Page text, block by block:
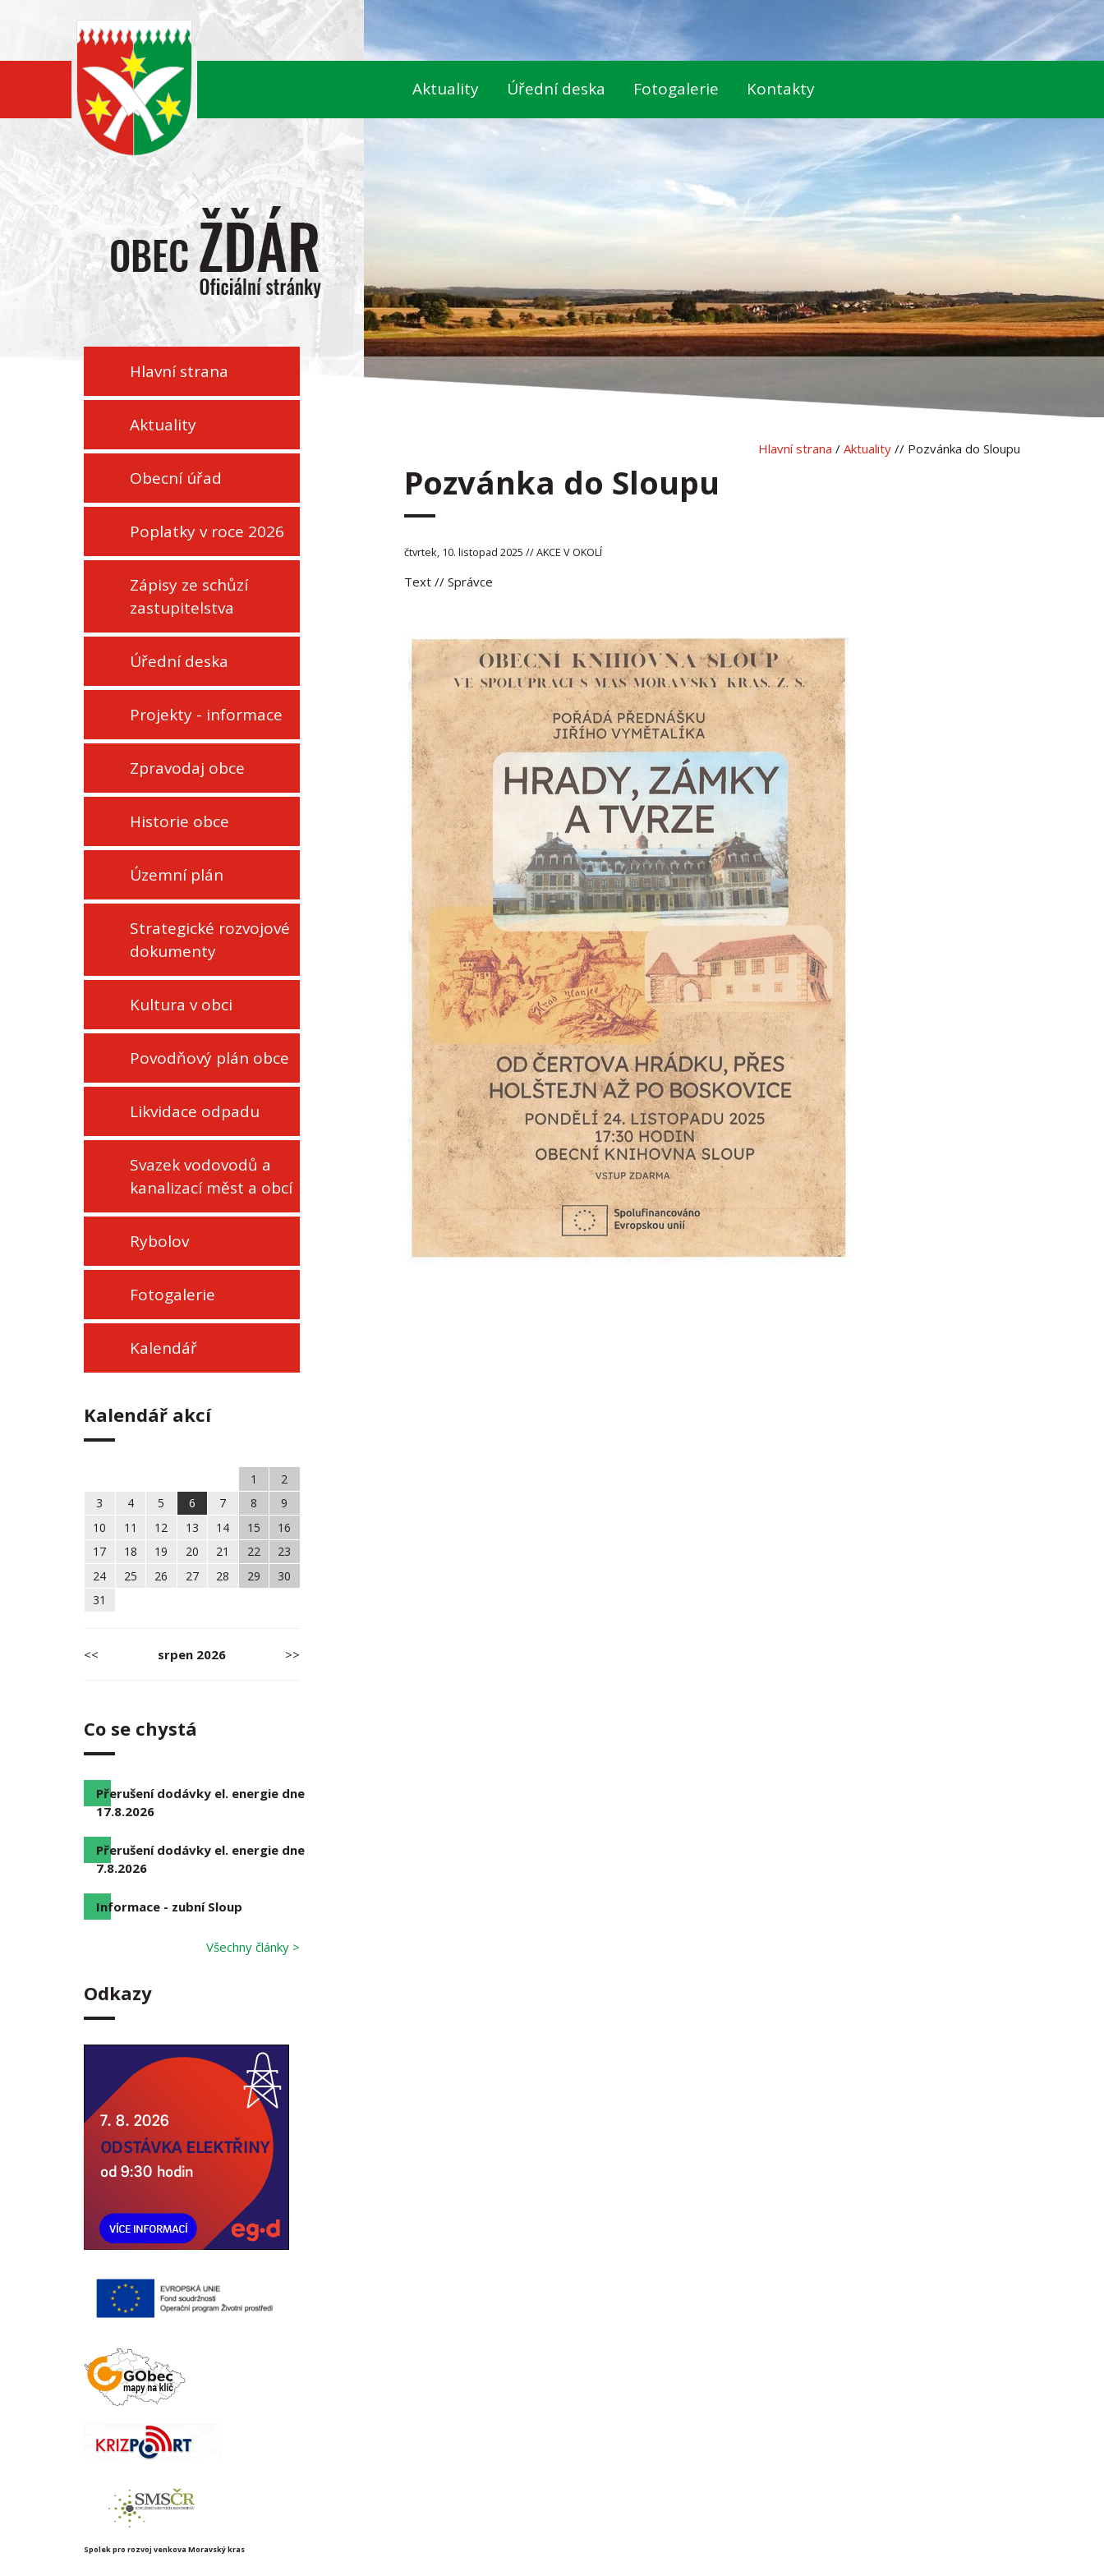
Aktuality Úřední deska Fotogalerie Kontakty
Hlavní strana
Aktuality
Obecní úřad
Poplatky v roce 2026
Zápisy ze schůzí
zastupitelstva
Úřední deska
Projekty - informace
Zpravodaj obce
Historie obce
Územní plán
Strategické rozvojové
dokumenty
Kultura v obci
Povodňový plán obce
Likvidace odpadu
Svazek vodovodů a
kanalizací měst a obcí
Rybolov
Fotogalerie
Kalendář
Kalendář akcí
1
2
3
4 5 6 7 8
9
10
11 12 13 14 15
16
17
18 19 20 21 22
23
24
25 26 27 28 29
30
31
<< srpen 2026 >>
Co se chystá
Přerušení dodávky el. energie dne
17.8.2026
Přerušení dodávky el. energie dne
7.8.2026
Informace - zubní Sloup
Všechny články >
Odkazy
Spolek pro rozvoj venkova Moravský kras
Hlavní strana / Aktuality // Pozvánka do Sloupu
Pozvánka do Sloupu
čtvrtek, 10. listopad 2025 // AKCE V OKOLÍ
Text // Správce